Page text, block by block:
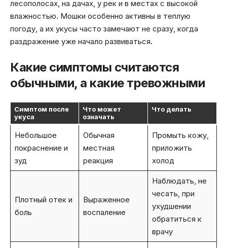
лесополосах, на дачах, у рек и в местах с высокой
влажностью. Мошки особенно активны в теплую
погоду, а их укусы часто замечают не сразу, когда
раздражение уже начало развиваться.
Какие симптомы считаются
обычными, а какие тревожными
Симптом после
укуса
Что может
означать
Что делать
Небольшое
покраснение и
зуд
Обычная
местная
реакция
Промыть кожу,
приложить
холод
Плотный отек и
боль
Выраженное
воспаление
Наблюдать, не
чесать, при
ухудшении
обратиться к
врачу